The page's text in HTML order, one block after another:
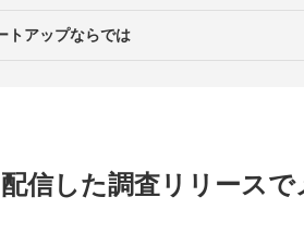
載確率を高める
さつ回り
トアップならでは
信した調査リリースで